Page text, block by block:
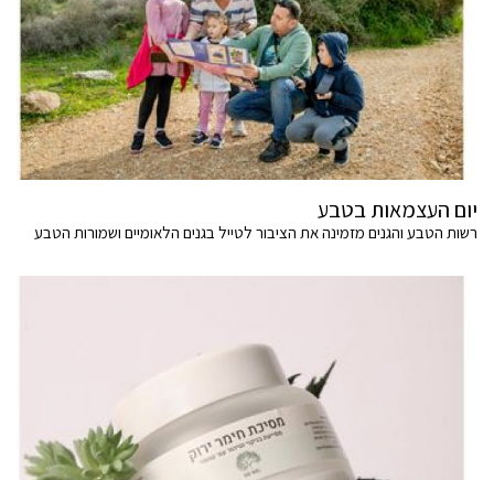
יום העצמאות בטבע
רשות הטבע והגנים מזמינה את הציבור לטייל בגנים הלאומיים ושמורות הטבע